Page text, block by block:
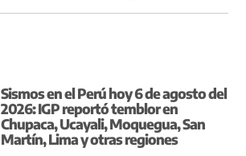
Sismos en el Perú hoy 6 de agosto del
2026: IGP reportó temblor en
Chupaca, Ucayali, Moquegua, San
Martín, Lima y otras regiones